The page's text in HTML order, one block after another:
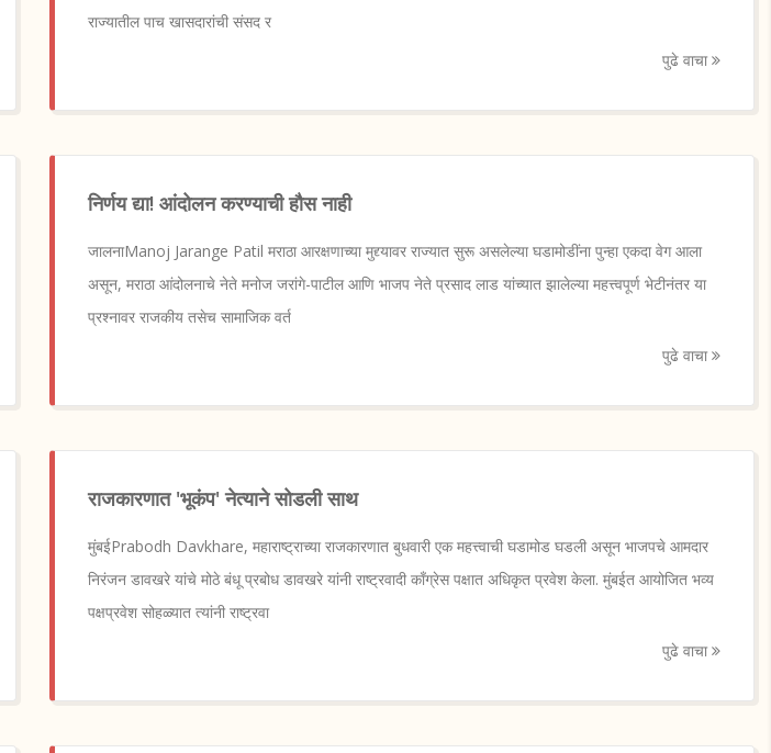
राज्यातील पाच खासदारांची संसद र
पुढे वाचा
निर्णय द्या! आंदोलन करण्याची हौस नाही
जालनाManoj Jarange Patil मराठा आरक्षणाच्या मुद्द्यावर राज्यात सुरू असलेल्या घडामोडींना पुन्हा एकदा वेग आला
असून, मराठा आंदोलनाचे नेते मनोज जरांगे-पाटील आणि भाजप नेते प्रसाद लाड यांच्यात झालेल्या महत्त्वपूर्ण भेटीनंतर या
प्रश्नावर राजकीय तसेच सामाजिक वर्त
पुढे वाचा
राजकारणात 'भूकंप' नेत्याने सोडली साथ
मुंबईPrabodh Davkhare, महाराष्ट्राच्या राजकारणात बुधवारी एक महत्त्वाची घडामोड घडली असून भाजपचे आमदार
निरंजन डावखरे यांचे मोठे बंधू प्रबोध डावखरे यांनी राष्ट्रवादी काँग्रेस पक्षात अधिकृत प्रवेश केला. मुंबईत आयोजित भव्य
पक्षप्रवेश सोहळ्यात त्यांनी राष्ट्रवा
पुढे वाचा